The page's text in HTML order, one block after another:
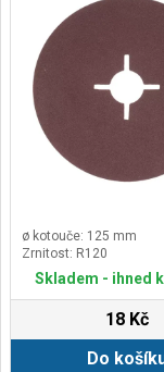
ø kotouče: 125 mm
Zrnitost: R120
Skladem - ihned
18 Kč
Do